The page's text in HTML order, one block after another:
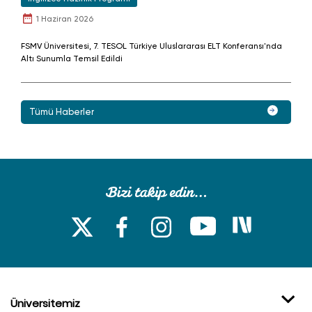
1 Haziran 2026
FSMV Üniversitesi, 7. TESOL Türkiye Uluslararası ELT Konferansı'nda
Altı Sunumla Temsil Edildi
Tümü Haberler
Üniversitemiz